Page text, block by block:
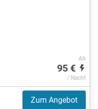
Ab
95 €
/ Nacht
Zum Angebot